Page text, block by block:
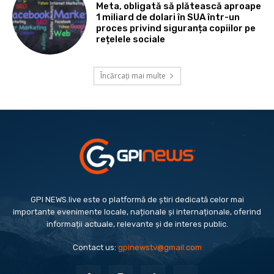
Meta, obligată să plătească aproape
1 miliard de dolari în SUA într-un
proces privind siguranța copiilor pe
rețelele sociale
Încărcați mai multe
GPI NEWS.live este o platformă de știri dedicată celor mai
importante evenimente locale, naționale și internaționale, oferind
informații actuale, relevante și de interes public.
Contact us:gpinewstv@gmail.com